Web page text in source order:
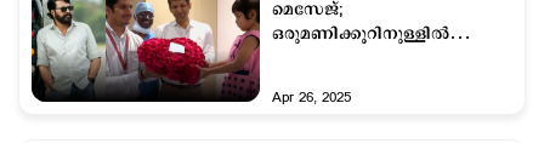
മെസേജ്;
ഒരുമണിക്കൂറിനുള്ളില്‍
പുതുജീവിതം
Apr 26, 2025